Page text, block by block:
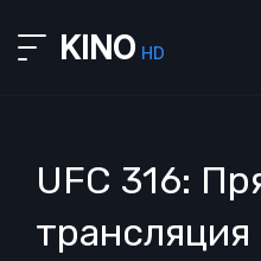
KINO HD
UFC 316: